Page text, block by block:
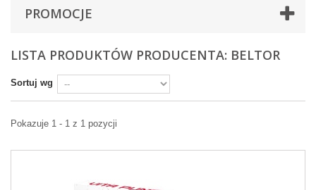
PROMOCJE
LISTA PRODUKTÓW PRODUCENTA: BELTOR
Sortuj wg
Pokazuje 1 - 1 z 1 pozycji